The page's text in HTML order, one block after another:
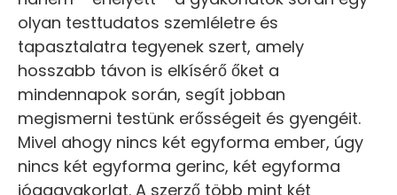
olyan testtudatos szemléletre és
tapasztalatra tegyenek szert, amely
hosszabb távon is elkísérő őket a
mindennapok során, segít jobban
megismerni testünk erősségeit és gyengéit.
Mivel ahogy nincs két egyforma ember, úgy
nincs két egyforma gerinc, két egyforma
jógagyakorlat. A szerző több mint két